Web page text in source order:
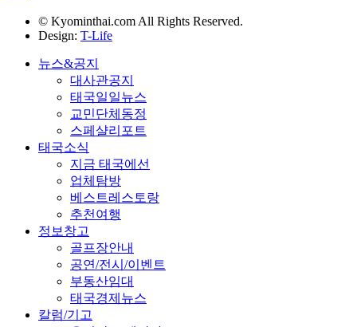
© Kyominthai.com All Rights Reserved.
Design: T-Life
뉴스&공지
대사관공지
태국일일뉴스
교민단체동정
스페샬리포트
태국소식
지금 태국에선
업체탐방
베스트레스토랑
추천여행
정보창고
골프장안내
공연/전시/이벤트
부동산임대
태국경제뉴스
칼럼/기고